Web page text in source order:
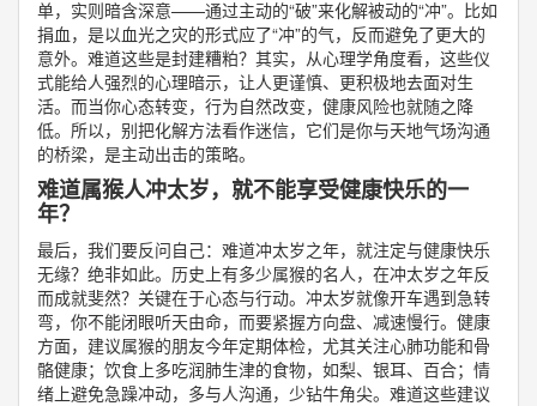
单，实则暗含深意——通过主动的“破”来化解被动的“冲”。比如
捐血，是以血光之灾的形式应了“冲”的气，反而避免了更大的
意外。难道这些是封建糟粕？其实，从心理学角度看，这些仪
式能给人强烈的心理暗示，让人更谨慎、更积极地去面对生
活。而当你心态转变，行为自然改变，健康风险也就随之降
低。所以，别把化解方法看作迷信，它们是你与天地气场沟通
的桥梁，是主动出击的策略。
难道属猴人冲太岁，就不能享受健康快乐的一
年？
最后，我们要反问自己：难道冲太岁之年，就注定与健康快乐
无缘？绝非如此。历史上有多少属猴的名人，在冲太岁之年反
而成就斐然？关键在于心态与行动。冲太岁就像开车遇到急转
弯，你不能闭眼听天由命，而要紧握方向盘、减速慢行。健康
方面，建议属猴的朋友今年定期体检，尤其关注心肺功能和骨
骼健康；饮食上多吃润肺生津的食物，如梨、银耳、百合；情
绪上避免急躁冲动，多与人沟通，少钻牛角尖。难道这些建议